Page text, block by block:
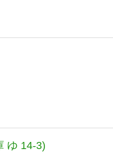
ゆ 14-3)